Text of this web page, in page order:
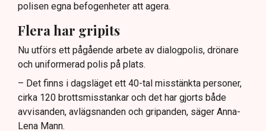
polisen egna befogenheter att agera.
Flera har gripits
Nu utförs ett pågående arbete av dialogpolis, drönare
och uniformerad polis på plats.
– Det finns i dagsläget ett 40-tal misstänkta personer,
cirka 120 brottsmisstankar och det har gjorts både
avvisanden, avlägsnanden och gripanden, säger Anna-
Lena Mann.